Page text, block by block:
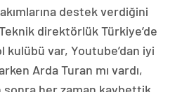
destek verdiğini
direktörlük Türkiye’de
var, Youtube’dan iyi
Arda Turan mı vardı,